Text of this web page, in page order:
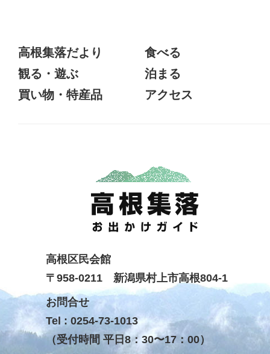
高根集落だより
食べる
観る・遊ぶ
泊まる
買い物・特産品
アクセス
高根区民会館
〒958-0211 新潟県村上市高根804-1
お問合せ
Tel : 0254-73-1013
（受付時間 平日8：30〜17：00）